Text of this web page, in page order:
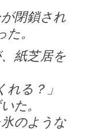
閉鎖され
た。
紙芝居を
れる？」
た。
のような